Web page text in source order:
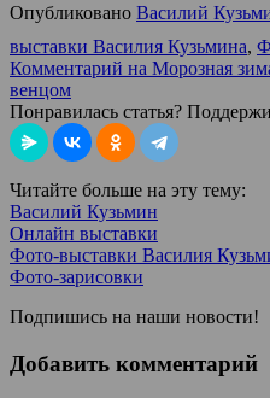
Опубликовано Василий
выставки Василия Кузьмина,
Комментарий на Морозная
венцом
Понравилась статья?
Читайте больше на эту тему:
Василий Кузьмин
Онлайн выставки
Фото-выставки Василия
Фото-зарисовки
Подпишись на наши новости!
Добавить комментарий